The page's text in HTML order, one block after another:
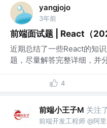
yangjojo
3年前
前端面试题 | React（
近期总结了一些React的知
题，尽量解答完整详细，并
4
前端小王子M 关注
前端开发工程师 @阿